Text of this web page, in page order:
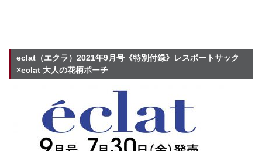
eclat（エクラ）2021年9月号《特別付録》レスポートサック
×eclat 大人の花柄ポーチ